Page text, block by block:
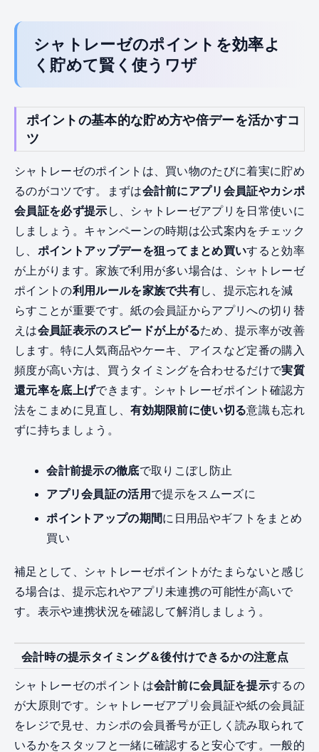
シャトレーゼのポイントを効率よ
く貯めて賢く使うワザ
ポイントの基本的な貯め方や倍デーを活かすコ
ツ
シャトレーゼのポイントは、買い物のたびに着実に貯め
るのがコツです。まずは会計前にアプリ会員証やカシポ
会員証を必ず提示 し、シャトレーゼアプリを日常使いに
しましょう。キャンペーンの時期は公式案内をチェック
し、 ポイントアップデーを狙ってまとめ買いすると効率
が上がります。家族で利用が多い場合は、シャトレーゼ
ポイントの利用ルールを家族で共有し、提示忘れを減
らすことが重要です。紙の会員証からアプリへの切り替
えは会員証表示のスピードが上がるため、提示率が改善
します。特に人気商品やケーキ、アイスなど定番の購入
頻度が高い方は、買うタイミングを合わせるだけで実質
還元率を底上げできます。シャトレーゼポイント確認方
法をこまめに見直し、有効期限前に使い切る意識も忘れ
ずに持ちましょう。
会計前提示の徹底で取りこぼし防止
アプリ会員証の活用 で提示をスムーズに
ポイントアップの期間に日用品やギフトをまとめ
買い
補足として、シャトレーゼポイントがたまらないと感じ
る場合は、提示忘れやアプリ未連携の可能性が高いで
す。表示や連携状況を確認して解消しましょう。
会計時の提示タイミング＆後付けできるかの注意点
シャトレーゼのポイントは会計前に会員証を提示するの
が大原則です。シャトレーゼアプリ会員証や紙の会員証
をレジで見せ、カシポの会員番号が正しく読み取られて
いるかをスタッフと一緒に確認すると安心です。一般的